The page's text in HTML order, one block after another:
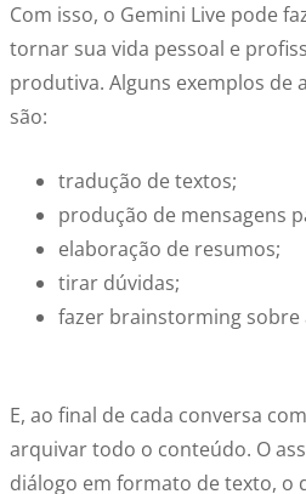
Com isso, o Gemini Live pode
tornar sua vida pessoal e
produtiva. Alguns exemplos de
são:
tradução de textos;
produção de mensagens
elaboração de resumos;
tirar dúvidas;
fazer brainstorming sobre
E, ao final de cada conversa
arquivar todo o conteúdo. O
diálogo em formato de texto, o